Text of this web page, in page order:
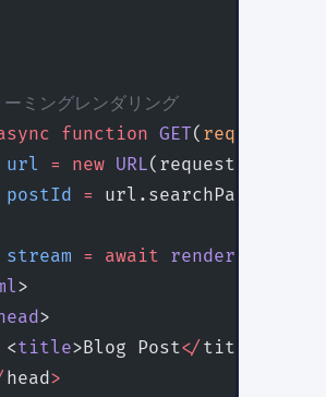
ミングレンダリング
function GET( request
url = new URL(request.url)
postId = url.searchParams.
stream = await
>
>
<
title>Blog Post</ title
head>